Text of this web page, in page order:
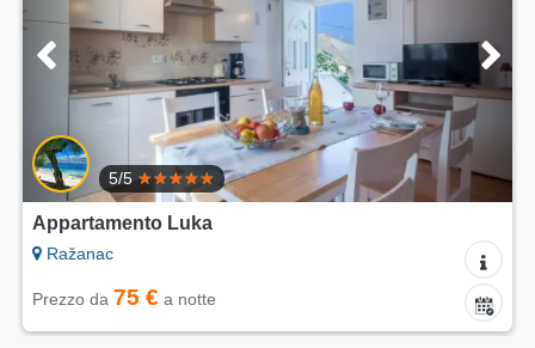
5/5
Appartamento Luka
Ražanac
Prezzo da 75 € a notte